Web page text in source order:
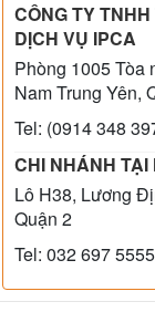
CÔNG TY
DỊCH VỤ IPCA
Phòng 1005 Tòa
Nam Trung Yên,
Tel: (0914 348
CHI NHÁNH TẠI
Lô H38, Lương
Quận 2
Tel: 032 697 5555